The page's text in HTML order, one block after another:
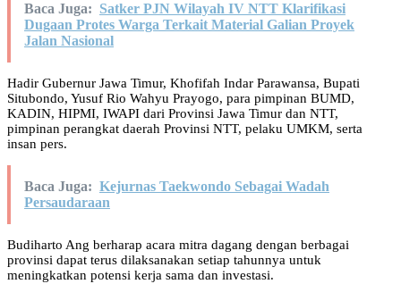
Baca Juga: Satker PJN Wilayah IV NTT Klarifikasi
Dugaan Protes Warga Terkait Material Galian Proyek
Jalan Nasional
Hadir Gubernur Jawa Timur, Khofifah Indar Parawansa, Bupati
Situbondo, Yusuf Rio Wahyu Prayogo, para pimpinan BUMD,
KADIN, HIPMI, IWAPI dari Provinsi Jawa Timur dan NTT,
pimpinan perangkat daerah Provinsi NTT, pelaku UMKM, serta
insan pers.
Baca Juga: Kejurnas Taekwondo Sebagai Wadah
Persaudaraan
Budiharto Ang berharap acara mitra dagang dengan berbagai
provinsi dapat terus dilaksanakan setiap tahunnya untuk
meningkatkan potensi kerja sama dan investasi.